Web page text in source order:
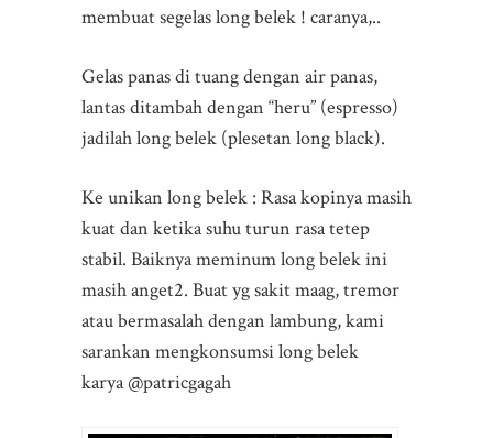
membuat segelas long belek ! caranya,..
Gelas panas di tuang dengan air panas,
lantas ditambah dengan “heru” (espresso)
jadilah long belek (plesetan long black).
Ke unikan long belek : Rasa kopinya masih
kuat dan ketika suhu turun rasa tetep
stabil. Baiknya meminum long belek ini
masih anget2. Buat yg sakit maag, tremor
atau bermasalah dengan lambung, kami
sarankan mengkonsumsi long belek
karya @patricgagah